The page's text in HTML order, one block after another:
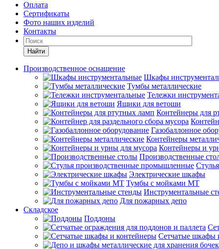
Оплата
Сертификаты
Фото наших изделий
Контакты
Найти
Производственное оснащение
Шкафы
Тумбы металлические
Тележки
Ящики для ветоши
Контейнеры для
Газобаллонное
Контейнеры
Контейнеры и
Производственные
Электрические шкафы
Тумбы с мойками МТ
Инструментальные
Для пожарных депо
Складское
Поддоны
Сетчатые шкафы